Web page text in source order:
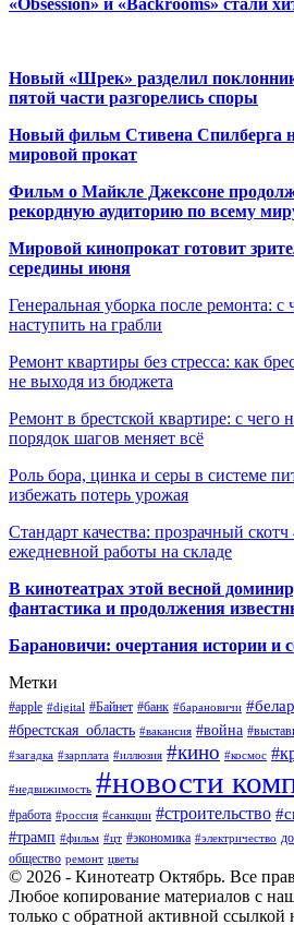
Новый «Шрек» разделил
пятой части разгорелись споры
Новый фильм Стивена Спилберга
мировой прокат
Фильм о Майкле Джексоне
рекордную аудиторию по всему
Мировой кинопрокат готовит
середины июня
Генеральная уборка после ремонта: с
наступить на грабли
Ремонт квартиры без стресса: как
не выходя из бюджета
Ремонт в брестской квартире: с чего
порядок шагов меняет всё
Роль бора, цинка и серы в системе
избежать потерь урожая
Стандарт качества: прозрачный
ежедневной работы на складе
В кинотеатрах этой весной
фантастика и продолжения
Барановичи: очертания истории и
Метки
#apple #digital #Байнет #банк #барановичи
#брестская_область #вакансия #война
#загадка #зарплата #иллюзия #кино #космос
#недвижимость #новости
#работа #россия #санкции #строительство
#трамп #фильм #цт #экономика #электричество
общество ремонт цветы
© 2026 - Кинотеатр Октябрь. Все
Любое копирование материалов с
только с обратной активной ссылкой